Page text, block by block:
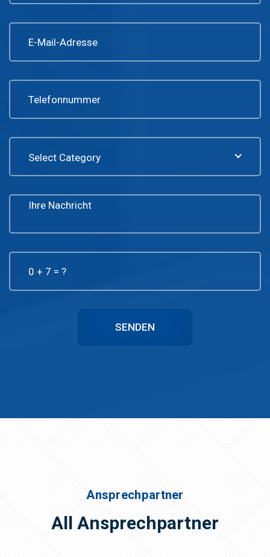
Select Category
SENDEN
Ansprechpartner
All Ansprechpartner